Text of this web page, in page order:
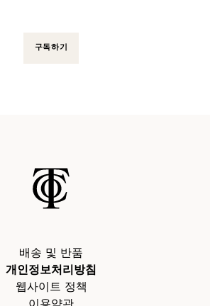
구독하기
배송 및 반품
개인정보처리방침
웹사이트 정책